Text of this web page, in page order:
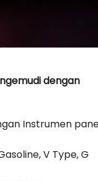
dengan
Instrumen
V Type, G